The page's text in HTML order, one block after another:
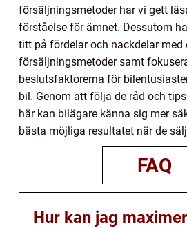
försäljningsmetoder har vi gett
förståelse för ämnet. Dessutom
titt på fördelar och nackdelar med
försäljningsmetoder samt
beslutsfaktorerna för
bil. Genom att följa de råd och
här kan bilägare känna sig mer
bästa möjliga resultatet när de
FAQ
Hur kan jag